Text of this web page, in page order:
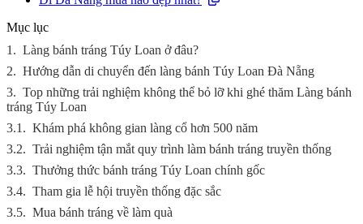
Mục lục
1. Làng bánh tráng Túy Loan ở đâu?
2. Hướng dẫn di chuyển đến làng bánh Túy Loan Đà Nẵng
3. Top những trải nghiệm không thể bỏ lỡ khi ghé thăm Làng bánh
tráng Túy Loan
3.1. Khám phá không gian làng cổ hơn 500 năm
3.2. Trải nghiệm tận mắt quy trình làm bánh tráng truyền thống
3.3. Thưởng thức bánh tráng Túy Loan chính gốc
3.4. Tham gia lễ hội truyền thống đặc sắc
3.5. Mua bánh tráng về làm quà